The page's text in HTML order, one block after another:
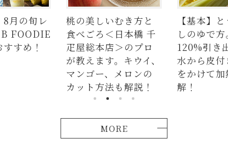
むき方と
日本橋 千
のプロ
【基本】とうもろこ
しのゆで方。甘さを
120%引き出すには、
水から皮付き＆時間
をかけて加熱が正
解！
【簡単】
の人気レ
ラダはタ
麺、よだ
つかない
説！
MORE